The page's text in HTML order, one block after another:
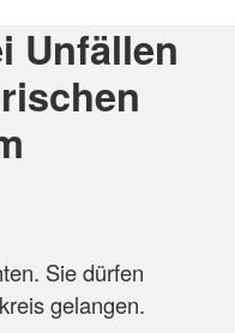
Unfällen
Sie dürfen
gelangen.